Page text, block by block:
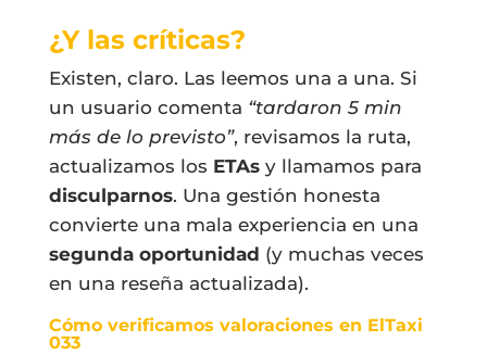
¿Y las críticas?
Existen, claro. Las leemos una a una. Si
un usuario comenta “tardaron 5 min
más de lo previsto”, revisamos la ruta,
actualizamos los ETAsy llamamos para
disculparnos. Una gestión honesta
convierte una mala experiencia en una
segunda oportunidad (y muchas veces
en una reseña actualizada).
Cómo verificamos valoraciones en ElTaxi
033